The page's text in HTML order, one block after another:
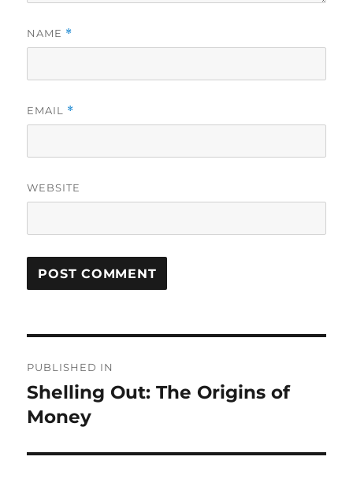
NAME *
EMAIL *
WEBSITE
navigation
PUBLISHED IN
Shelling Out: The Origins of
Money